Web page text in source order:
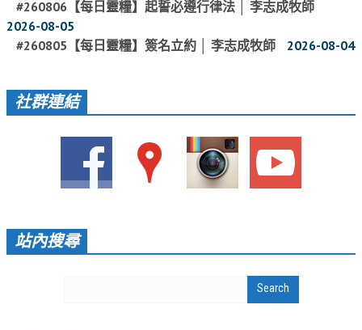
聚會剪影_2015年
聚會剪影_2014年
教會節慶
教會節慶_2025年
教會節慶_2024年
教會節慶_2022年
#260806【每日靈糧】起誓必遵行律法 │ 李志成牧師
2026-08-05
#260805【每日靈糧】簽名立約 │ 李志成牧師
2026-08-04
社群連結
站內搜尋